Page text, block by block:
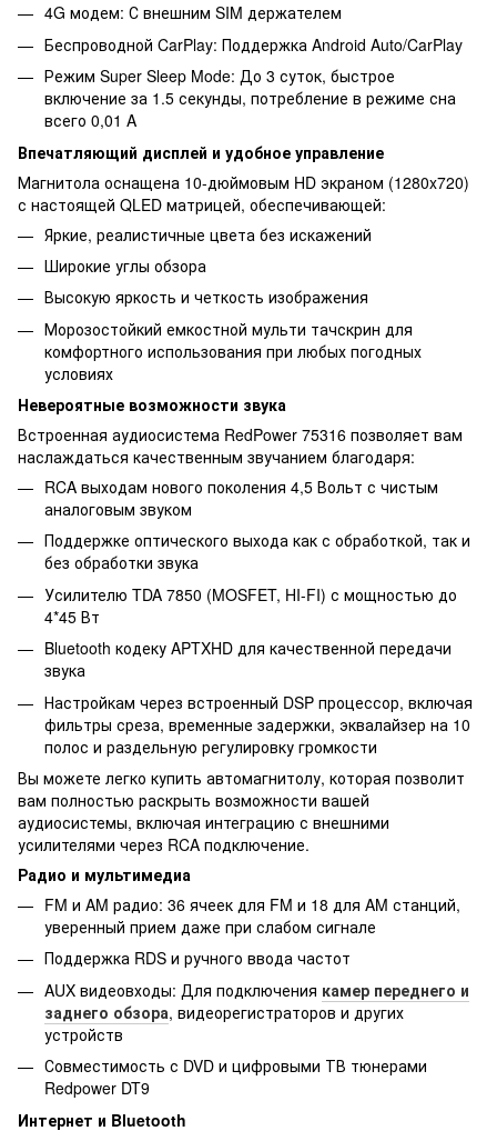
4G модем: С внешним SIM держателем
Беспроводной CarPlay: Поддержка Android Auto/CarPlay
Режим Super Sleep Mode: До 3 суток, быстрое
включение за 1.5 секунды, потребление в режиме сна
всего 0,01 A
Впечатляющий дисплей и удобное управление
Магнитола оснащена 10-дюймовым HD экраном (1280x720)
с настоящей QLED матрицей, обеспечивающей:
Яркие, реалистичные цвета без искажений
Широкие углы обзора
Высокую яркость и четкость изображения
Морозостойкий емкостной мульти тачскрин для
комфортного использования при любых погодных
условиях
Невероятные возможности звука
Встроенная аудиосистема RedPower 75316 позволяет вам
наслаждаться качественным звучанием благодаря:
RCA выходам нового поколения 4,5 Вольт с чистым
аналоговым звуком
Поддержке оптического выхода как с обработкой, так и
без обработки звука
Усилителю TDA 7850 (MOSFET, HI-FI) с мощностью до
4*45 Вт
Bluetooth кодеку APTXHD для качественной передачи
звука
Настройкам через встроенный DSP процессор, включая
фильтры среза, временные задержки, эквалайзер на 10
полос и раздельную регулировку громкости
Вы можете легко купить автомагнитолу, которая позволит
вам полностью раскрыть возможности вашей
аудиосистемы, включая интеграцию с внешними
усилителями через RCA подключение.
Радио и мультимедиа
FM и AM радио: 36 ячеек для FM и 18 для AM станций,
уверенный прием даже при слабом сигнале
Поддержка RDS и ручного ввода частот
AUX видеовходы: Для подключения камер переднего и
заднего обзора, видеорегистраторов и других
устройств
Совместимость с DVD и цифровыми ТВ тюнерами
Redpower DT9
Интернет и Bluetooth